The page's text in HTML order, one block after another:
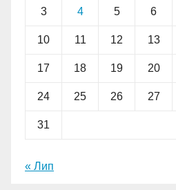
3 4 5 6
10 11 12 13
17 18 19 20
24 25 26 27
31
« Лип